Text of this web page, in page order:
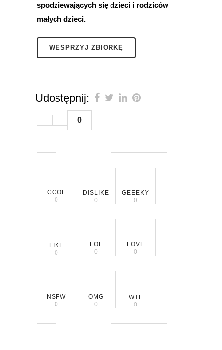
spodziewających się dzieci i rodziców
małych dzieci.
WESPRZYJ ZBIÓRKĘ
Udostępnij:
0
COOL
0
DISLIKE
0
GEEEKY
0
LIKE
0
LOL
0
LOVE
0
NSFW
0
OMG
0
WTF
0